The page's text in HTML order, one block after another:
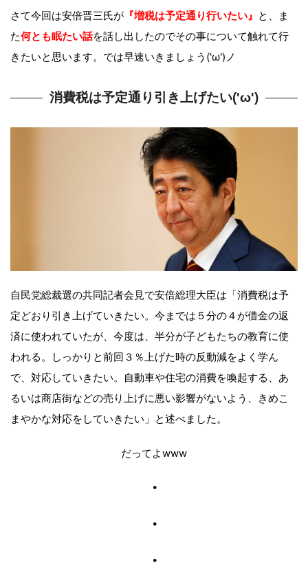
さて今回は安倍晋三氏が 『増税は予定通り行いたい』 と、ま
た何とも眠たい話を話し出したのでその事について触れて行
きたいと思います。では早速いきましょう('ω')ノ
消費税は予定通り引き上げたい('ω')
自民党総裁選の共同記者会見で安倍総理大臣は「消費税は予
定どおり引き上げていきたい。今までは５分の４が借金の返
済に使われていたが、今度は、半分が子どもたちの教育に使
われる。しっかりと前回３％上げた時の反動減をよく学ん
で、対応していきたい。自動車や住宅の消費を喚起する、あ
るいは商店街などの売り上げに悪い影響がないよう、きめこ
まやかな対応をしていきたい」と述べました。
だってよwww
・
・
・